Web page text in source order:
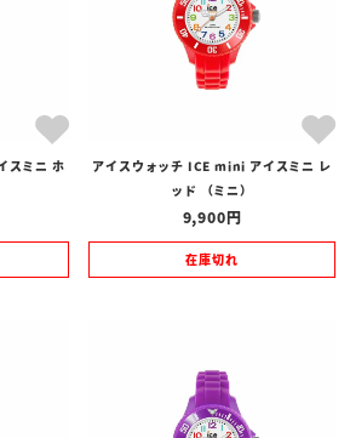
スミニ ホ
アイスウォッチ ICE mini アイスミニ レ
ッド （ミニ）
9,900
在庫切れ